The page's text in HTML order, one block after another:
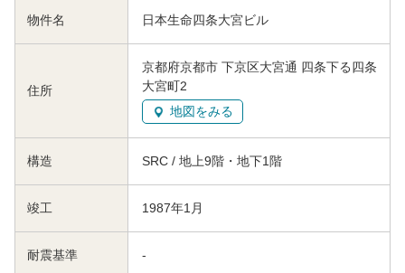
物件名 日本生命四条大宮ビル
住所
京都府京都市 下京区大宮通 四条下る四条
大宮町2
地図をみる
構造 SRC / 地上9階・地下1階
竣工 1987年1月
耐震基準 -